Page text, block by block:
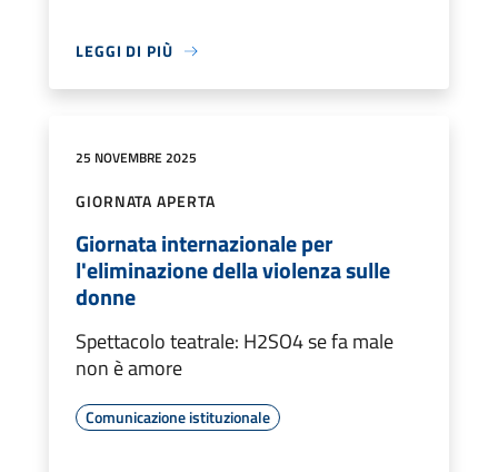
LEGGI DI PIÙ
25 NOVEMBRE 2025
GIORNATA APERTA
Giornata internazionale per
l'eliminazione della violenza sulle
donne
Spettacolo teatrale: H2SO4 se fa male
non è amore
Comunicazione istituzionale